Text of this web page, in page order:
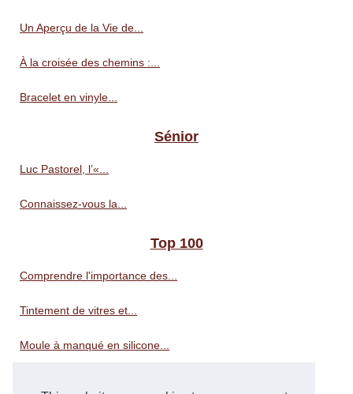
Un Aperçu de la Vie de...
À la croisée des chemins :...
Bracelet en vinyle...
Sénior
Luc Pastorel, l’«...
Connaissez-vous la...
Top 100
Comprendre l'importance des...
Tintement de vitres et...
Moule à manqué en silicone...